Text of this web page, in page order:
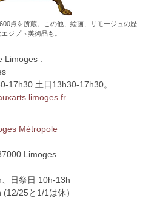
点を所蔵。この他、絵画、リモージュの歴
エジプト美術品も。
Limoges :
17h30 土日13h30-17h30。
Métropole
Limoges
日祭日 10h-13h
25と1/1は休）